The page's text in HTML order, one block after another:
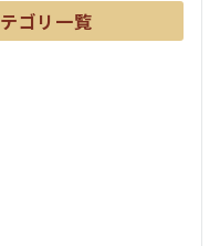
ゴリ一覧